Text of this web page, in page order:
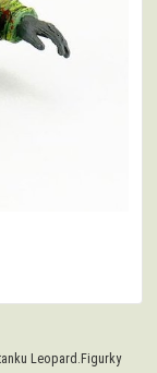
Leopard.Figurky